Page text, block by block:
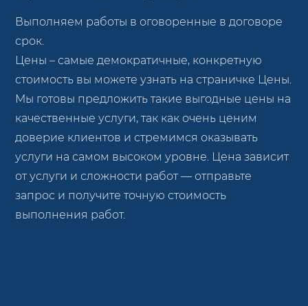
Выполняем работы в оговоренные в договоре
срок.
Цены – самые демократичные, конкретную
стоимость вы можете узнать на страничке Цены.
Мы готовы предложить такие выгодные цены на
качественные услуги, так как очень ценим
доверие клиентов и стремимся оказывать
услуги на самом высоком уровне. Цена зависит
от услуги и сложности работ — отправьте
запрос и получите точную стоимость
выполнения работ.